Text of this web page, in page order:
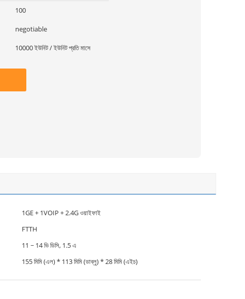
100
negotiable
10000 ইউনিট / ইউনিট প্রতি মাসে
1GE + 1VOIP + 2.4G ওয়াইফাই
FTTH
11 ~ 14 ভি ডিসি, 1.5 এ
155 মিমি (এল) * 113 মিমি (ডাব্লু) * 28 মিমি (এইচ)